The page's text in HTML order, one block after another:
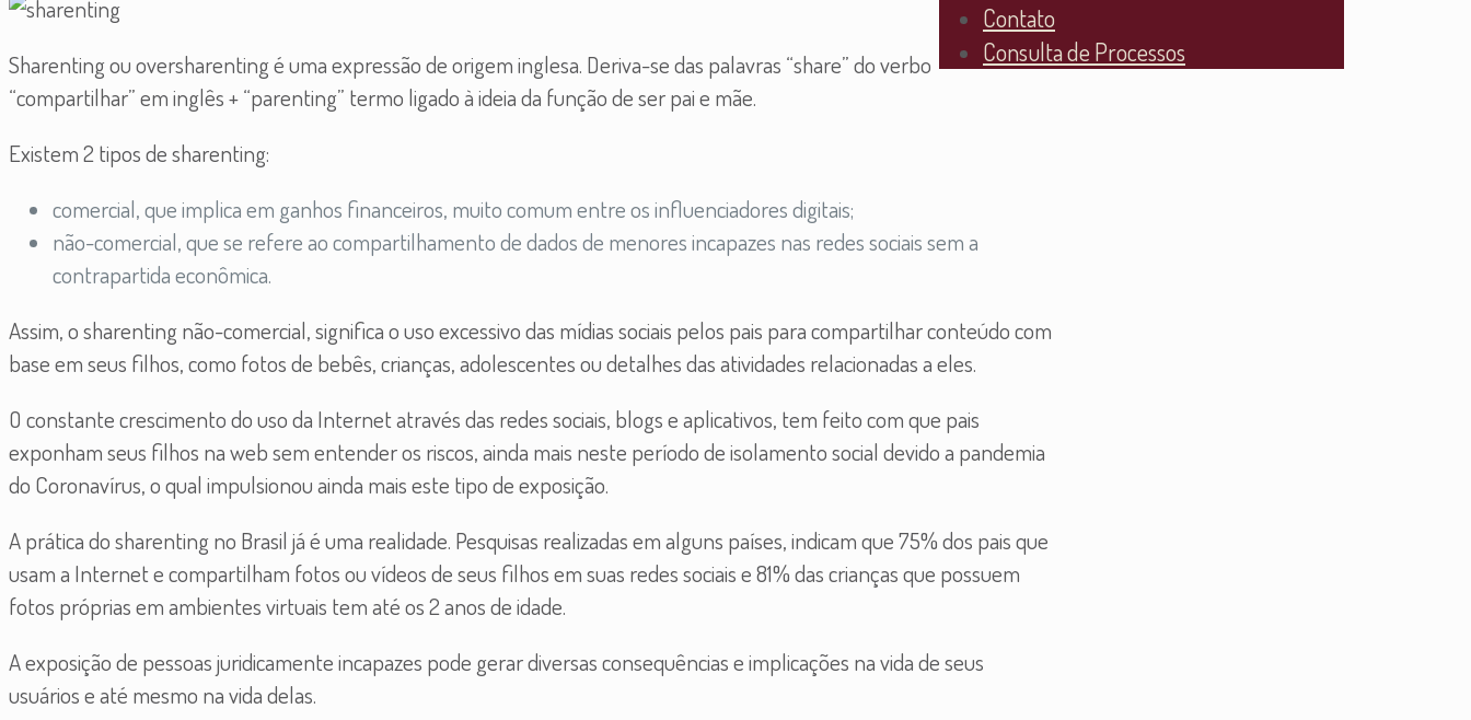
Contato
Consulta de Processos
Sharenting ou oversharenting é uma expressão de origem inglesa. Deriva-se das palavras “share” do verbo
“compartilhar” em inglês + “parenting” termo ligado à ideia da função de ser pai e mãe.
Existem 2 tipos de sharenting:
comercial, que implica em ganhos financeiros, muito comum entre os influenciadores digitais;
não-comercial, que se refere ao compartilhamento de dados de menores incapazes nas redes sociais sem a
contrapartida econômica.
Assim, o sharenting não-comercial, significa o uso excessivo das mídias sociais pelos pais para compartilhar conteúdo com
base em seus filhos, como fotos de bebês, crianças, adolescentes ou detalhes das atividades relacionadas a eles.
O constante crescimento do uso da Internet através das redes sociais, blogs e aplicativos, tem feito com que pais
exponham seus filhos na web sem entender os riscos, ainda mais neste período de isolamento social devido a pandemia
do Coronavírus, o qual impulsionou ainda mais este tipo de exposição.
A prática do sharenting no Brasil já é uma realidade. Pesquisas realizadas em alguns países, indicam que 75% dos pais que
usam a Internet e compartilham fotos ou vídeos de seus filhos em suas redes sociais e 81% das crianças que possuem
fotos próprias em ambientes virtuais tem até os 2 anos de idade.
A exposição de pessoas juridicamente incapazes pode gerar diversas consequências e implicações na vida de seus
usuários e até mesmo na vida delas.